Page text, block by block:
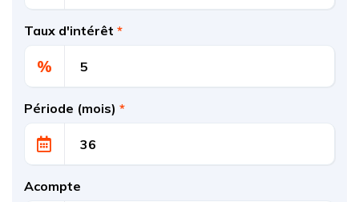
Taux d'intérêt *
%
Période (mois) *
Acompte